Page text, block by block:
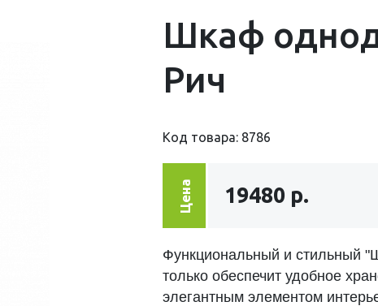
Шкаф
Рич
Код товара: 8786
Цена 19480 р.
Функциональный и стильный
только обеспечит удобное
элегантным элементом